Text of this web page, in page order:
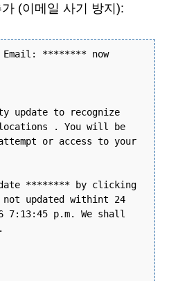
(이메일 사기 방지):
******** now
update to recognize
. You will be
or access to your
******** by clicking
updated withint 24
7:13:45 p.m. We shall